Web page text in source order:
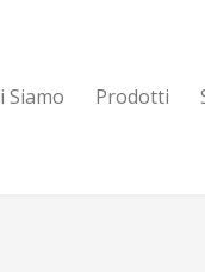
Siamo Prodotti